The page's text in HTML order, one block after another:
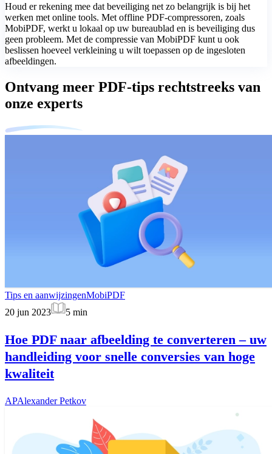
Houd er rekening mee dat beveiliging net zo belangrijk is bij het
werken met online tools. Met offline PDF-compressoren, zoals
MobiPDF, werkt u lokaal op uw bureaublad en is beveiliging dus
geen probleem. Met de compressie van MobiPDF kunt u ook
beslissen hoeveel verkleining u wilt toepassen op de ingesloten
afbeeldingen.
Ontvang meer PDF-tips rechtstreeks van
onze experts
Tips en aanwijzingenMobiPDF
20 jun 2023
5 min
Hoe PDF naar afbeelding te converteren – uw
handleiding voor snelle conversies van hoge
kwaliteit
APAlexander Petkov